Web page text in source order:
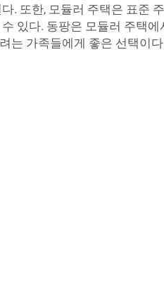
. 또한, 모듈러 주택은 표준
있다. 동팡은 모듈러 주택
는 가족들에게 좋은 선택이